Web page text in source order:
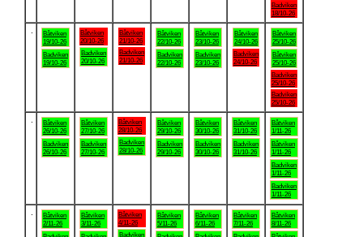
Badviken
18/10-26
Båtviken
19/10-26
Badviken
19/10-26
Båtviken
20/10-26
Badviken
20/10-26
Båtviken
21/10-26
Badviken
21/10-26
Båtviken
22/10-26
Badviken
22/10-26
Båtviken
23/10-26
Badviken
23/10-26
Båtviken
24/10-26
Badviken
24/10-26
Båtviken
25/10-26
Båtviken
25/10-26
Badviken
25/10-26
Badviken
25/10-26
Båtviken
26/10-26
Badviken
26/10-26
Båtviken
27/10-26
Badviken
27/10-26
Båtviken
28/10-26
Badviken
28/10-26
Båtviken
29/10-26
Badviken
29/10-26
Båtviken
30/10-26
Badviken
30/10-26
Båtviken
31/10-26
Badviken
31/10-26
Båtviken
1/11-26
Båtviken
1/11-26
Badviken
1/11-26
Badviken
1/11-26
Båtviken
2/11-26
Båtviken
3/11-26
Båtviken
4/11-26
Badviken
Båtviken
5/11-26
Båtviken
6/11-26
Båtviken
7/11-26
Båtviken
8/11-26